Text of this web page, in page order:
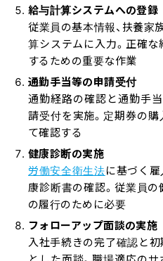
給与計算システムへの登録
従業員の基本情報、扶養家
算システムに入力。正確
するための重要な作業
通勤手当等の申請受付
通勤経路の確認と通勤手
請受付を実施。定期券の
て確認する
健康診断の実施
労働安全衛生法に基づく
康診断書の確認。従業員
の履行のために必要
フォローアップ面談の実施
入社手続きの完了確認と